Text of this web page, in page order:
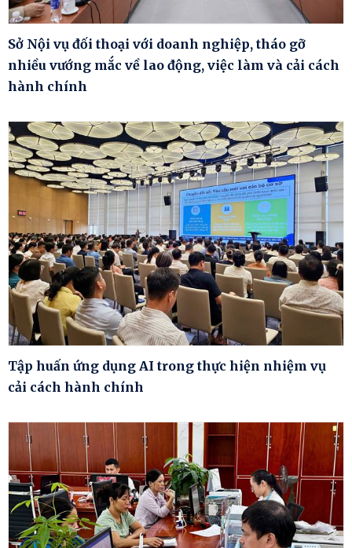
Sở Nội vụ đối thoại với doanh nghiệp, tháo gỡ
nhiều vướng mắc về lao động, việc làm và cải cách
hành chính
Tập huấn ứng dụng AI trong thực hiện nhiệm vụ
cải cách hành chính